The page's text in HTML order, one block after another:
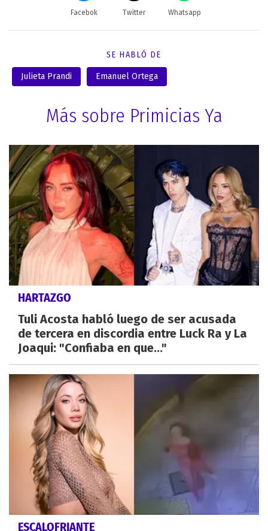
Facebok Twitter Whatsapp
SE HABLÓ DE
Julieta Prandi Emanuel Ortega
Más sobre Primicias Ya
HARTAZGO
Tuli Acosta habló luego de ser acusada
de tercera en discordia entre Luck Ra y La
Joaqui: "Confiaba en que..."
ESCALOFRIANTE